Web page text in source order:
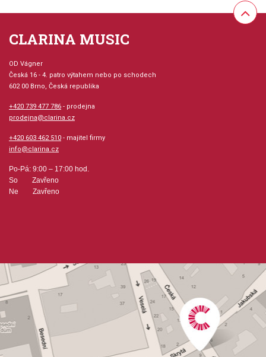
CLARINA MUSIC
OD Vágner
Česká 16 - 4. patro výtahem nebo po schodech
602 00 Brno, Česká republika
+420 739 477 786 - prodejna
prodejna@clarina.cz
+420 603 462 510 - majitel firmy
info@clarina.cz
Po-Pá: 9:00 – 17:00 hod.
So Zavřeno
Ne Zavřeno